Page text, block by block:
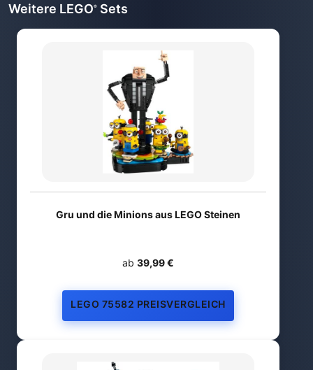
Weitere LEGO® Sets
Gru und die Minions aus LEGO Steinen
ab 39,99 €
LEGO 75582 PREISVERGLEICH